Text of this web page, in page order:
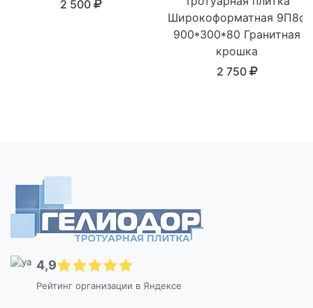
2 500
Широкоформатная 9П8ф
900*300*80 Гранитная
крошка
2 750
4,9
Рейтинг организации в Яндексе